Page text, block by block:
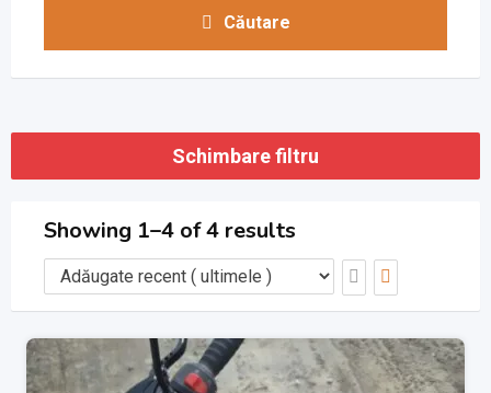
Căutare
Schimbare filtru
Showing 1–4 of 4 results